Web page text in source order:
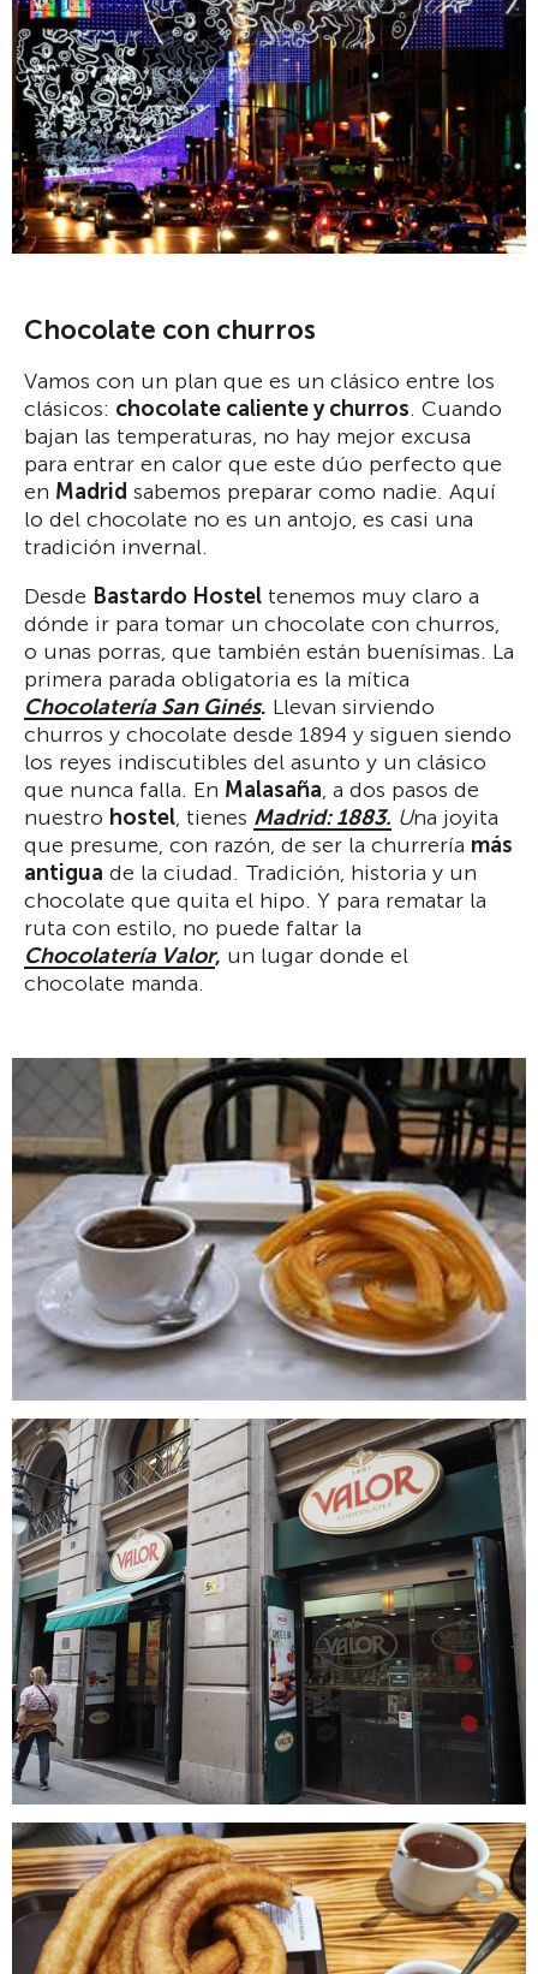
Chocolate con churros
Vamos con un plan que es un clásico entre los
clásicos: chocolate caliente y churros. Cuando
bajan las temperaturas, no hay mejor excusa
para entrar en calor que este dúo perfecto que
en Madrid sabemos preparar como nadie. Aquí
lo del chocolate no es un antojo, es casi una
tradición invernal.
Desde Bastardo Hostel tenemos muy claro a
dónde ir para tomar un chocolate con churros,
o unas porras, que también están buenísimas. La
primera parada obligatoria es la mítica
Chocolatería San Ginés. Llevan sirviendo
churros y chocolate desde 1894 y siguen siendo
los reyes indiscutibles del asunto y un clásico
que nunca falla. En Malasaña, a dos pasos de
nuestro hostel, tienes Madrid: 1883. Una joyita
que presume, con razón, de ser la churrería más
antigua de la ciudad. Tradición, historia y un
chocolate que quita el hipo. Y para rematar la
ruta con estilo, no puede faltar la
Chocolatería Valor, un lugar donde el
chocolate manda.